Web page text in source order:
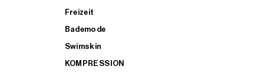
Freizeit
Bademode
Swimskin
KOMPRESSION